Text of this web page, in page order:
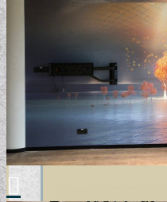
GYERMEKTAPÉTÁK